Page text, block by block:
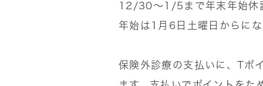
12/30〜1/5まで年末年始休
年始は1月6日土曜日からに
保険外診療の支払いに、Tポ